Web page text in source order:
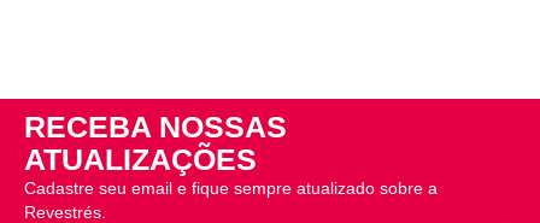
RECEBA NOSSAS
ATUALIZAÇÕES
Cadastre seu email e fique sempre atualizado sobre a
Revestrés.